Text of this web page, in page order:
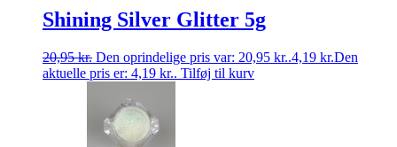
Shining Silver Glitter 5g
20,95kr. Den oprindelige pris var: 20,95 kr..4,19 kr.Den
aktuelle pris er: 4,19 kr.. Tilføj til kurv